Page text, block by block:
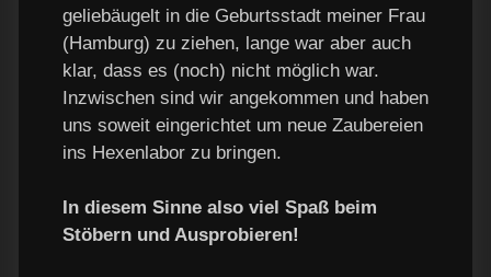
geliebäugelt in die Geburtsstadt meiner Frau
(Hamburg) zu ziehen, lange war aber auch
klar, dass es (noch) nicht möglich war.
Inzwischen sind wir angekommen und haben
uns soweit eingerichtet um neue Zaubereien
ins Hexenlabor zu bringen.
In diesem Sinne also viel Spaß beim
Stöbern und Ausprobieren!